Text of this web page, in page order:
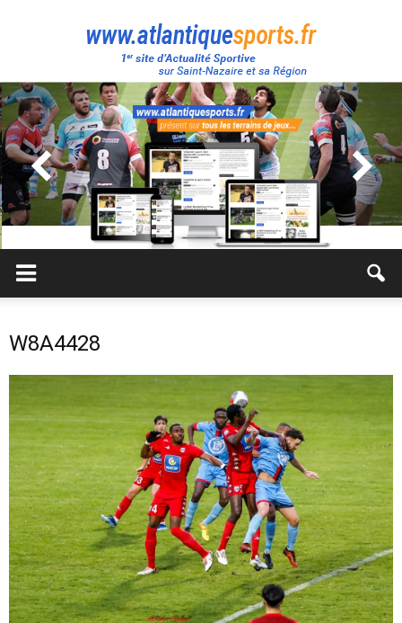
Atlantique
Sport
W8A4428